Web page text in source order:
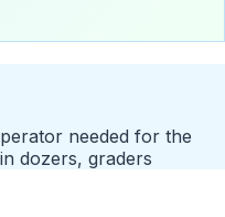
needed for the
dozers, graders